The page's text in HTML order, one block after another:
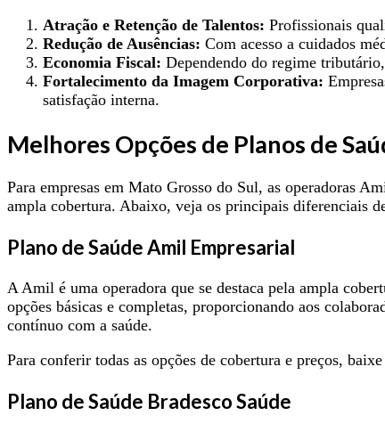
Atração e Retenção de Talentos: Profissionais
Redução de Ausências: Com acesso a cuidados
Economia Fiscal: Dependendo do regime
Fortalecimento da Imagem Corporativa:
satisfação interna.
Melhores Opções de Planos de
Para empresas em Mato Grosso do Sul, as operadoras
ampla cobertura. Abaixo, veja os principais diferenciais
Plano de Saúde Amil Empresarial
A Amil é uma operadora que se destaca pela ampla
opções básicas e completas, proporcionando aos
contínuo com a saúde.
Para conferir todas as opções de cobertura e preços,
Plano de Saúde Bradesco Saúde